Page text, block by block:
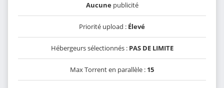
Aucunepublicité
Priorité upload : Élevé
Hébergeurs sélectionnés : PAS DE LIMITE
Max Torrent en parallèle : 15